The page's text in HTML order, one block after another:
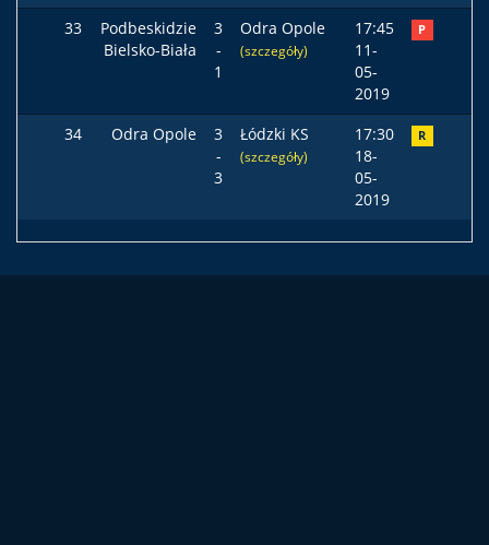
33
Podbeskidzie
Bielsko-Biała
3
-
1
Odra Opole
(szczegóły)
17:45
11-
05-
2019
P
34 Odra Opole
3
-
3
Łódzki KS
(szczegóły)
17:30
18-
05-
2019
R